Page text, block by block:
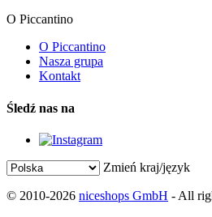
O Piccantino
O Piccantino
Nasza grupa
Kontakt
Śledź nas na
Zmień kraj/język
© 2010-2026 niceshops GmbH - All